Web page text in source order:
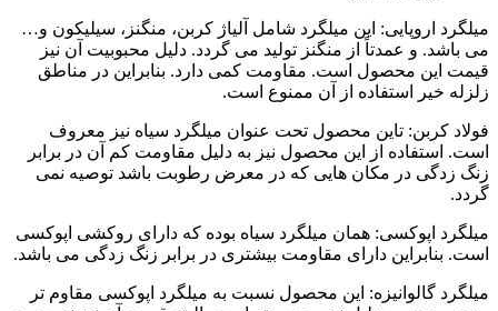
میلگرد اروپایی: این میلگرد شامل آلیاژ کربن، منگنز، سیلیکون و…
می باشد. و عمدتاً از منگنز تولید می گردد. دلیل محبوبیت آن نیز
قیمت این محصول است. مقاومت کمی دارد. بنابراین در مناطق
زلزله خیر استفاده از آن ممنوع است.
فولاد کربن: تاین محصول تحت عنوان میلگرد سیاه نیز معروف
است. استفاده از این محصول نیز به دلیل مقاومت کم آن در برابر
زنگ زدگی در مکان هایی که در معرض رطوبت باشد توصیه نمی
گردد.
میلگرد اپوکسی: همان میلگرد سیاه بوده که دارای روکشی اپوکسی
است. بنابراین دارای مقاومت بیشتری در برابر زنگ زدگی می باشد.
میلگرد گالوانیزه: این محصول نسبت به میلگرد اپوکسی مقاوم تر